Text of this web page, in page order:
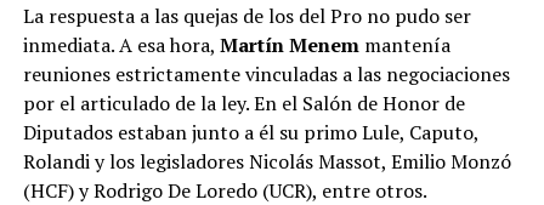
La respuesta a las quejas de los del Pro no pudo ser
inmediata. A esa hora, Martín Menemmantenía
reuniones estrictamente vinculadas a las negociaciones
por el articulado de la ley. En el Salón de Honor de
Diputados estaban junto a él su primo Lule, Caputo,
Rolandi y los legisladores Nicolás Massot, Emilio Monzó
(HCF) y Rodrigo De Loredo (UCR), entre otros.